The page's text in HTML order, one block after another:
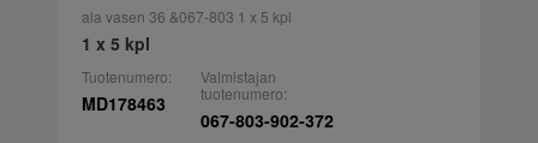
ala vasen 36 &067-803 1 x 5 kpl
1 x 5 kpl
Tuotenumero:
MD178463
Valmistajan
tuotenumero:
067-803-902-372